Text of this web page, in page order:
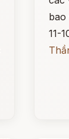
bao
11-